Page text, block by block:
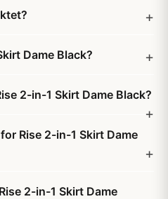
Dame Black?
2-in-1 Skirt Dame Black?
Rise 2-in-1 Skirt Dame
2-in-1 Skirt Dame